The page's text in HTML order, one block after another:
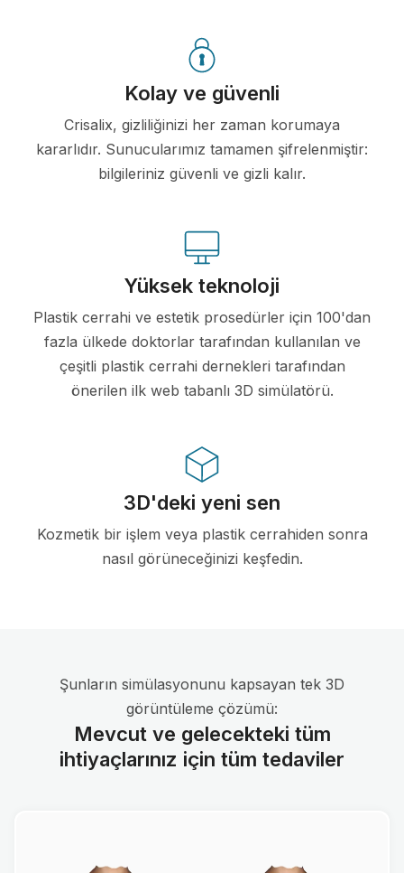
Kolay ve güvenli
Crisalix, gizliliğinizi her zaman korumaya
kararlıdır. Sunucularımız tamamen şifrelenmiştir:
bilgileriniz güvenli ve gizli kalır.
Yüksek teknoloji
Plastik cerrahi ve estetik prosedürler için 100'dan
fazla ülkede doktorlar tarafından kullanılan ve
çeşitli plastik cerrahi dernekleri tarafından
önerilen ilk web tabanlı 3D simülatörü.
3D'deki yeni sen
Kozmetik bir işlem veya plastik cerrahiden sonra
nasıl görüneceğinizi keşfedin.
Şunların simülasyonunu kapsayan tek 3D
görüntüleme çözümü:
Mevcut ve gelecekteki tüm
ihtiyaçlarınız için tüm tedaviler